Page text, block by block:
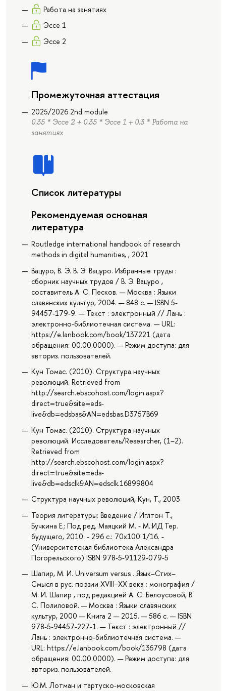
Работа на занятиях
Эссе 1
Эссе 2
Промежуточная аттестация
2025/2026 2nd module
0.35 * Эссе 2 + 0.35 * Эссе 1 + 0.3 * Работа на
занятиях
Список литературы
Рекомендуемая основная
литература
Routledge international handbook of research
methods in digital humanities, , 2021
Вацуро, В. Э. В. Э. Вацуро. Избранные труды :
сборник научных трудов / В. Э. Вацуро ,
составитель А. С. Песков. — Москва : Языки
славянских культур, 2004. — 848 с. — ISBN 5-
94457-179-9. — Текст : электронный // Лань :
электронно-библиотечная система. — URL:
https://e.lanbook.com/book/137221 (дата
обращения: 00.00.0000). — Режим доступа: для
авториз. пользователей.
Кун Томас. (2010). Структура научных
революций. Retrieved from
http://search.ebscohost.com/login.aspx?
direct=true&site=eds-
live&db=edsbas&AN=edsbas.D3757B69
Кун Томас. (2010). Структура научных
революций. Исследователь/Researcher, (1–2).
Retrieved from
http://search.ebscohost.com/login.aspx?
direct=true&site=eds-
live&db=edsclk&AN=edsclk.16899804
Структура научных революций, Кун, Т., 2003
Теория литературы: Введение / Иглтон Т.,
Бучкина Е.; Под ред. Маяцкий М. - М.:ИД Тер.
будущего, 2010. - 296 с.: 70x100 1/16. -
(Университетская библиотека Александра
Погорельского) ISBN 978-5-91129-079-5
Шапир, М. И. Universum versus . Язык–Стих–
Смысл в рус. поэзии XVIII−XX века : монография /
М. И. Шапир , под редакцией А. С. Белоусовой, В.
С. Полиловой. — Москва : Языки славянских
культур, 2000 — Книга 2 — 2015. — 586 с. — ISBN
978-5-94457-227-1. — Текст : электронный //
Лань : электронно-библиотечная система. —
URL: https://e.lanbook.com/book/136798 (дата
обращения: 00.00.0000). — Режим доступа: для
авториз. пользователей.
Ю.М. Лотман и тартуско-московская